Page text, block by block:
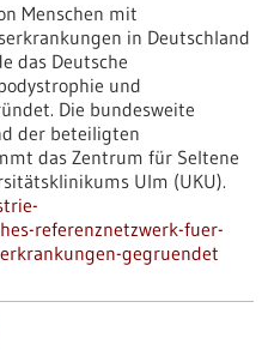
Menschen mit
in Deutschland
das Deutsche
und
Die bundesweite
der beteiligten
das Zentrum für Seltene
Ulm (UKU).
referenznetzwerk-fuer-
gegruendet